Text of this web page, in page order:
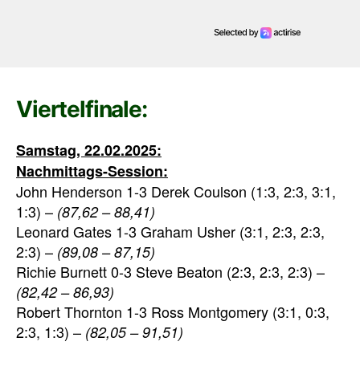
Viertelfinale:
Samstag, 22.02.2025:
Nachmittags-Session:
John Henderson 1-3 Derek Coulson (1:3, 2:3, 3:1,
1:3) – (87,62 – 88,41)
Leonard Gates 1-3 Graham Usher (3:1, 2:3, 2:3,
2:3) – (89,08 – 87,15)
Richie Burnett 0-3 Steve Beaton (2:3, 2:3, 2:3) –
(82,42 – 86,93)
Robert Thornton 1-3 Ross Montgomery (3:1, 0:3,
2:3, 1:3) – (82,05 – 91,51)